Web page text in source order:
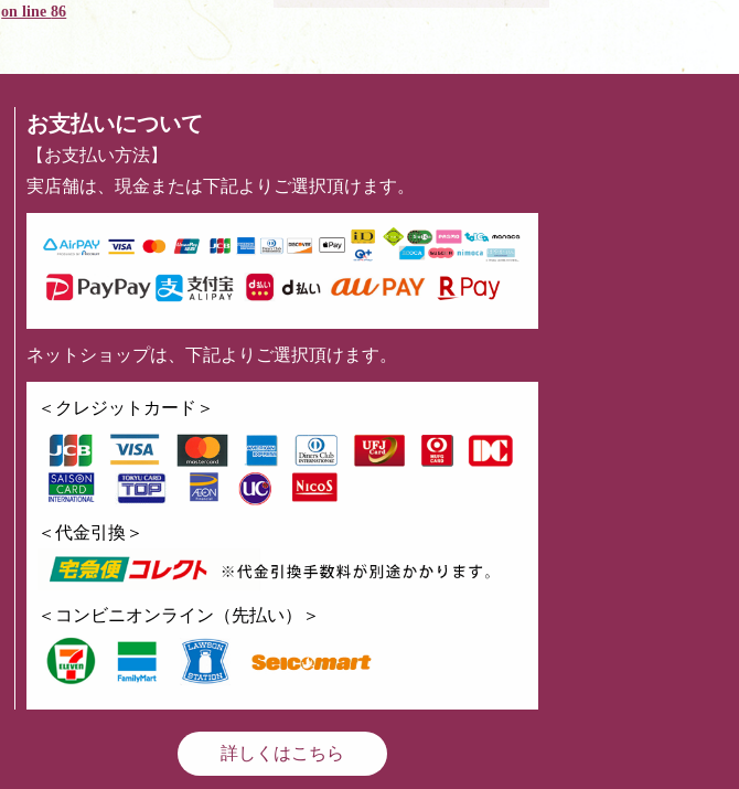
on line86
お支払いについて
【お支払い方法】
実店舗は、現金または下記よりご選択頂けます。
ネットショップは、下記よりご選択頂けます。
＜クレジットカード＞
＜代金引換＞
＜コンビニオンライン（先払い）＞
詳しくはこちら